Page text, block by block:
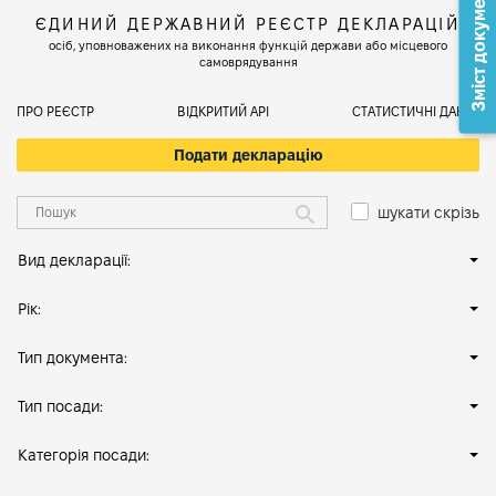
ЄДИНИЙ ДЕРЖАВНИЙ РЕЄСТР ДЕКЛАРАЦІЙ
осіб, уповноважених на виконання функцій держави або місцевого
самоврядування
ПРО РЕЄСТР ВІДКРИТИЙ АРІ СТАТИСТИЧНІ ДАНІ
Подати декларацію
шукати скрізь
Вид декларації:
Рік:
Тип документа:
Тип посади:
Категорія посади:
Зміст документа